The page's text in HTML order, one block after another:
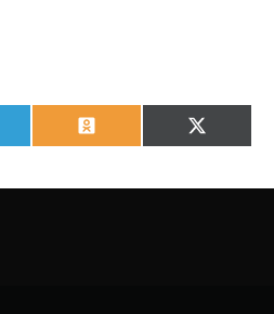
OdnoklassnikiX